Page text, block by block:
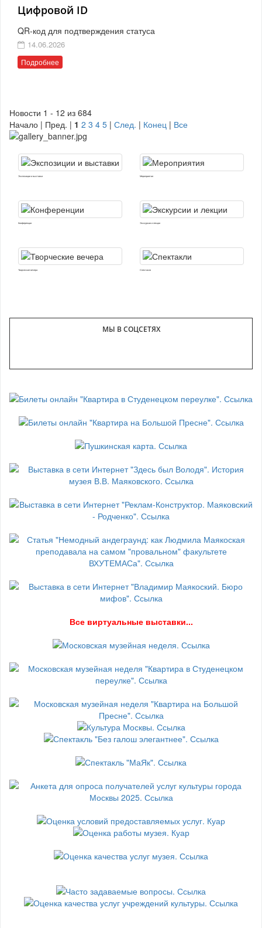
Цифровой ID
QR-код для подтверждения статуса
14.06.2026
Подробнее
Новости 1 - 12 из 684
Начало | Пред. | 1 2 3 4 5 | След. | Конец | Все
Экспозиции и выставки Мероприятия
Конференции Экскурсии и лекции
Творческие вечера Спектакли
МЫ В СОЦСЕТЯХ
Все виртуальные выставки...